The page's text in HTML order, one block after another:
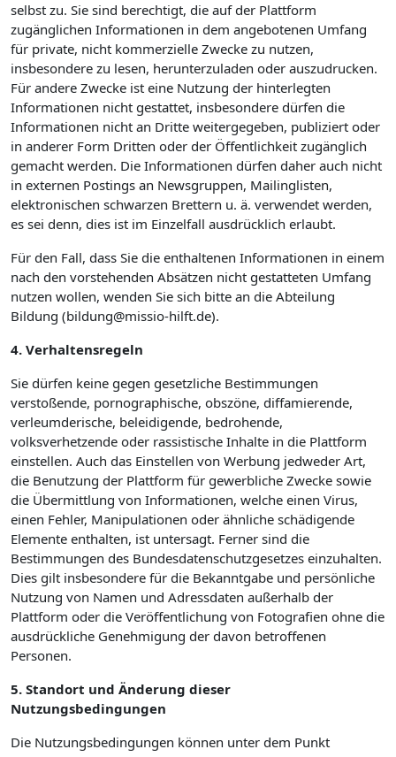
selbst zu. Sie sind berechtigt, die auf der Plattform
zugänglichen Informationen in dem angebotenen Umfang
für private, nicht kommerzielle Zwecke zu nutzen,
insbesondere zu lesen, herunterzuladen oder auszudrucken.
Für andere Zwecke ist eine Nutzung der hinterlegten
Informationen nicht gestattet, insbesondere dürfen die
Informationen nicht an Dritte weitergegeben, publiziert oder
in anderer Form Dritten oder der Öffentlichkeit zugänglich
gemacht werden. Die Informationen dürfen daher auch nicht
in externen Postings an Newsgruppen, Mailinglisten,
elektronischen schwarzen Brettern u. ä. verwendet werden,
es sei denn, dies ist im Einzelfall ausdrücklich erlaubt.
Für den Fall, dass Sie die enthaltenen Informationen in einem
nach den vorstehenden Absätzen nicht gestatteten Umfang
nutzen wollen, wenden Sie sich bitte an die Abteilung
Bildung (bildung@missio-hilft.de).
4. Verhaltensregeln
Sie dürfen keine gegen gesetzliche Bestimmungen
verstoßende, pornographische, obszöne, diffamierende,
verleumderische, beleidigende, bedrohende,
volksverhetzende oder rassistische Inhalte in die Plattform
einstellen. Auch das Einstellen von Werbung jedweder Art,
die Benutzung der Plattform für gewerbliche Zwecke sowie
die Übermittlung von Informationen, welche einen Virus,
einen Fehler, Manipulationen oder ähnliche schädigende
Elemente enthalten, ist untersagt. Ferner sind die
Bestimmungen des Bundesdatenschutzgesetzes einzuhalten.
Dies gilt insbesondere für die Bekanntgabe und persönliche
Nutzung von Namen und Adressdaten außerhalb der
Plattform oder die Veröffentlichung von Fotografien ohne die
ausdrückliche Genehmigung der davon betroffenen
Personen.
5. Standort und Änderung dieser
Nutzungsbedingungen
Die Nutzungsbedingungen können unter dem Punkt